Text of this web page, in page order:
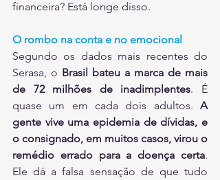
financeira? Está longe disso.
O rombo na conta e no emocional
Segundo os dados mais recentes do
Serasa, o Brasil bateu a marca de mais
de 72 milhões de inadimplentes. É
quase um em cada dois adultos. A
gente vive uma epidemia de dívidas, e
o consignado, em muitos casos, virou o
remédio errado para a doença certa.
Ele dá a falsa sensação de que tudo